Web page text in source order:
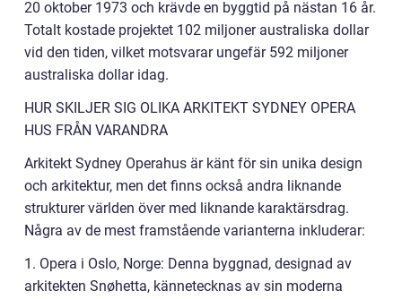
20 oktober 1973 och krävde en byggtid på nästan 16 år.
Totalt kostade projektet 102 miljoner australiska dollar
vid den tiden, vilket motsvarar ungefär 592 miljoner
australiska dollar idag.
HUR SKILJER SIG OLIKA ARKITEKT SYDNEY OPERA
HUS FRÅN VARANDRA
Arkitekt Sydney Operahus är känt för sin unika design
och arkitektur, men det finns också andra liknande
strukturer världen över med liknande karaktärsdrag.
Några av de mest framstående varianterna inkluderar:
1. Opera i Oslo, Norge: Denna byggnad, designad av
arkitekten Snøhetta, kännetecknas av sin moderna